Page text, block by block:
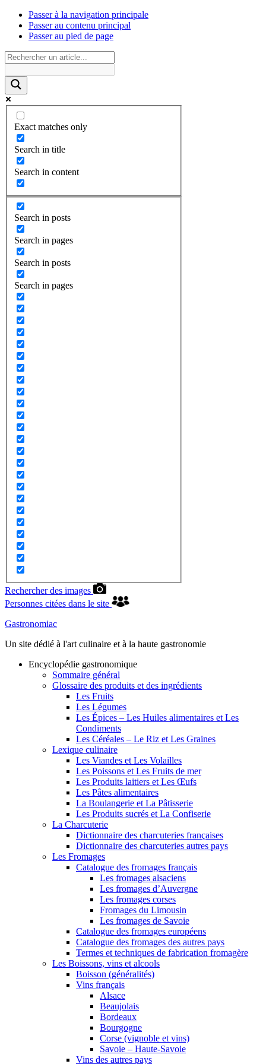
Passer à la navigation principale
Passer au contenu principal
Passer au pied de page
Exact matches only
Search in title
Search in content
Search in posts
Search in pages
Search in posts
Search in pages
Rechercher des images
Personnes citées dans le site
Gastronomiac
Un site dédié à l'art culinaire et à la haute gastronomie
Encyclopédie gastronomique
Sommaire général
Glossaire des produits et des ingrédients
Les Fruits
Les Légumes
Les Épices – Les Huiles alimentaires et Les
Condiments
Les Céréales – Le Riz et Les Graines
Lexique culinaire
Les Viandes et Les Volailles
Les Poissons et Les Fruits de mer
Les Produits laitiers et Les Œufs
Les Pâtes alimentaires
La Boulangerie et La Pâtisserie
Les Produits sucrés et La Confiserie
La Charcuterie
Dictionnaire des charcuteries françaises
Dictionnaire des charcuteries autres pays
Les Fromages
Catalogue des fromages français
Les fromages alsaciens
Les fromages d’Auvergne
Les fromages corses
Fromages du Limousin
Les fromages de Savoie
Catalogue des fromages européens
Catalogue des fromages des autres pays
Termes et techniques de fabrication fromagère
Les Boissons, vins et alcools
Boisson (généralités)
Vins français
Alsace
Beaujolais
Bordeaux
Bourgogne
Corse (vignoble et vins)
Savoie – Haute-Savoie
Vins des autres pays